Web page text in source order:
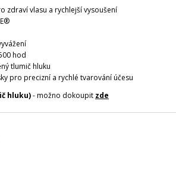
zdraví vlasu a rychlejší vysoušení
hod
tlumič hluku
pro precizní a rychlé tvarování účesu
hluku)- možno dokoupit zde